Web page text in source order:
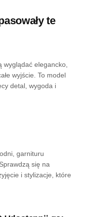
te
wyglądać elegancko,
wyjście. To model
detal, wygoda i
garnituru
się na
i stylizacje, które